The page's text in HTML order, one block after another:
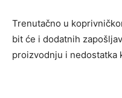
Trenutačno u
bit će i dodatnih
proizvodnju i nedostatka